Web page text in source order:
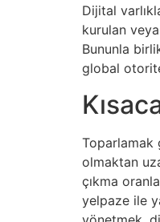
Dijital
kurulan
Bununla
global
Toparlamak
olmaktan
çıkma
yelpaze ile